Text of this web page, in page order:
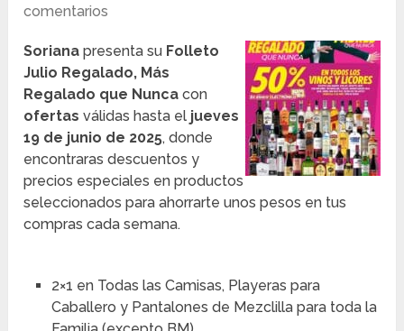
comentarios
Sorianapresenta su Folleto
Julio Regalado, Más
Regalado que Nuncacon
ofertasválidas hasta el jueves
19 de junio de 2025, donde
encontraras descuentos y
precios especiales en productos
seleccionados para ahorrarte unos pesos en tus
compras cada semana.
2×1 en Todas las Camisas, Playeras para
Caballero y Pantalones de Mezclilla para toda la